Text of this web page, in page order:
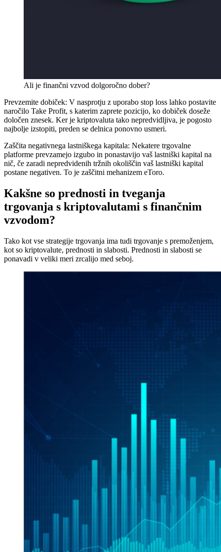
Ali je finančni vzvod dolgoročno dober?
Prevzemite dobiček: V nasprotju z uporabo stop loss lahko postavite
naročilo Take Profit, s katerim zaprete pozicijo, ko dobiček doseže
določen znesek. Ker je kriptovaluta tako nepredvidljiva, je pogosto
najbolje izstopiti, preden se delnica ponovno usmeri.
Zaščita negativnega lastniškega kapitala: Nekatere trgovalne
platforme prevzamejo izgubo in ponastavijo vaš lastniški kapital na
nič, če zaradi nepredvidenih tržnih okoliščin vaš lastniški kapital
postane negativen. To je zaščitni mehanizem eToro.
Kakšne so prednosti in tveganja
trgovanja s kriptovalutami s finančnim
vzvodom?
Tako kot vse strategije trgovanja ima tudi trgovanje s premoženjem,
kot so kriptovalute, prednosti in slabosti. Prednosti in slabosti se
ponavadi v veliki meri zrcalijo med seboj.